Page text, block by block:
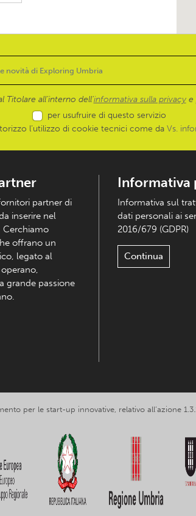
Titolare all’interno dell'informativa sulla privacye
per usufruire di questo servizio
l’utilizzo di cookie tecnici come da Vs.
partner di
inserire nel
Cerchiamo
offrano un
legato al
grande passione
Informativa
Informativa sul
dati personali ai
2016/679 (GDPR)
Continua
per le start-up innovative, relativo all’azione